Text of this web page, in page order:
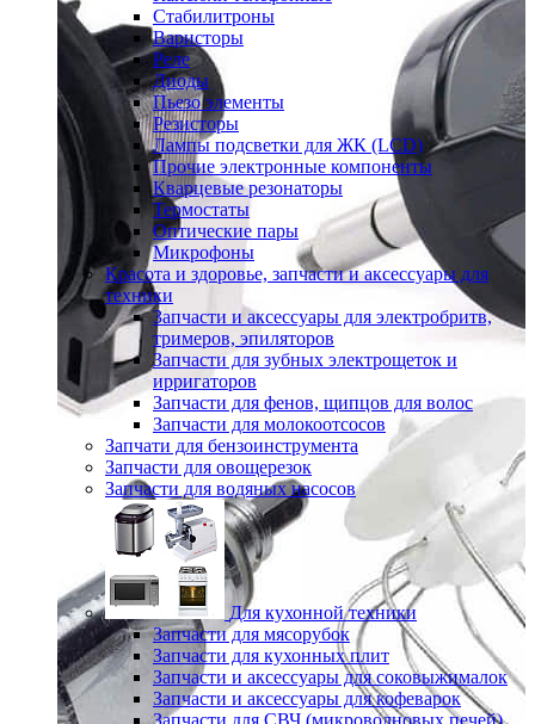
Стабилитроны
Варисторы
Реле
Диоды
Пьезо элементы
Резисторы
Лампы подсветки для ЖК (LCD)
Прочие электронные компоненты
Кварцевые резонаторы
Термостаты
Оптические пары
Микрофоны
Красота и здоровье, запчасти и аксессуары для
техники
Запчасти и аксессуары для электробритв,
тримеров, эпиляторов
Запчасти для зубных электрощеток и
ирригаторов
Запчасти для фенов, щипцов для волос
Запчасти для молокоотсосов
Запчати для бензоинструмента
Запчасти для овощерезок
Запчасти для водяных насосов
Для кухонной техники
Запчасти для мясорубок
Запчасти для кухонных плит
Запчасти и аксессуары для соковыжималок
Запчасти и аксессуары для кофеварок
Запчасти для СВЧ (микроволновых печей)